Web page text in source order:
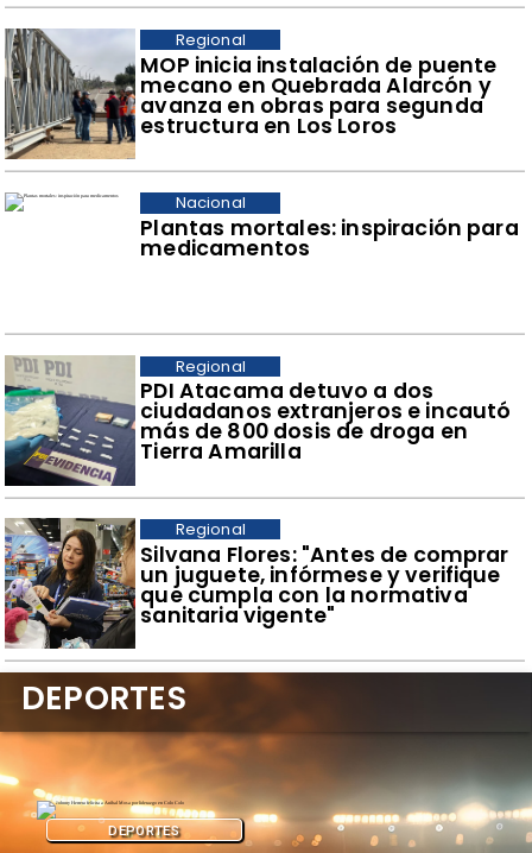
​MOP inicia instalación de puente
mecano en Quebrada Alarcón y
avanza en obras para segunda
estructura en Los Loros
Regional
Plantas mortales: inspiración para
medicamentos
Nacional
​PDI Atacama detuvo a dos
ciudadanos extranjeros e incautó
más de 800 dosis de droga en
Tierra Amarilla
Regional
​Silvana Flores: "Antes de comprar
un juguete, infórmese y verifique
que cumpla con la normativa
sanitaria vigente"
Regional
DEPORTES
DEPORTES